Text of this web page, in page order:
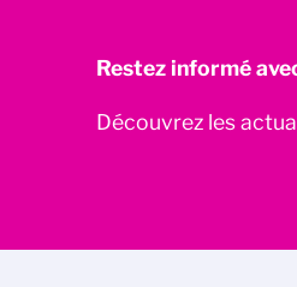
Restez informé
Découvrez les